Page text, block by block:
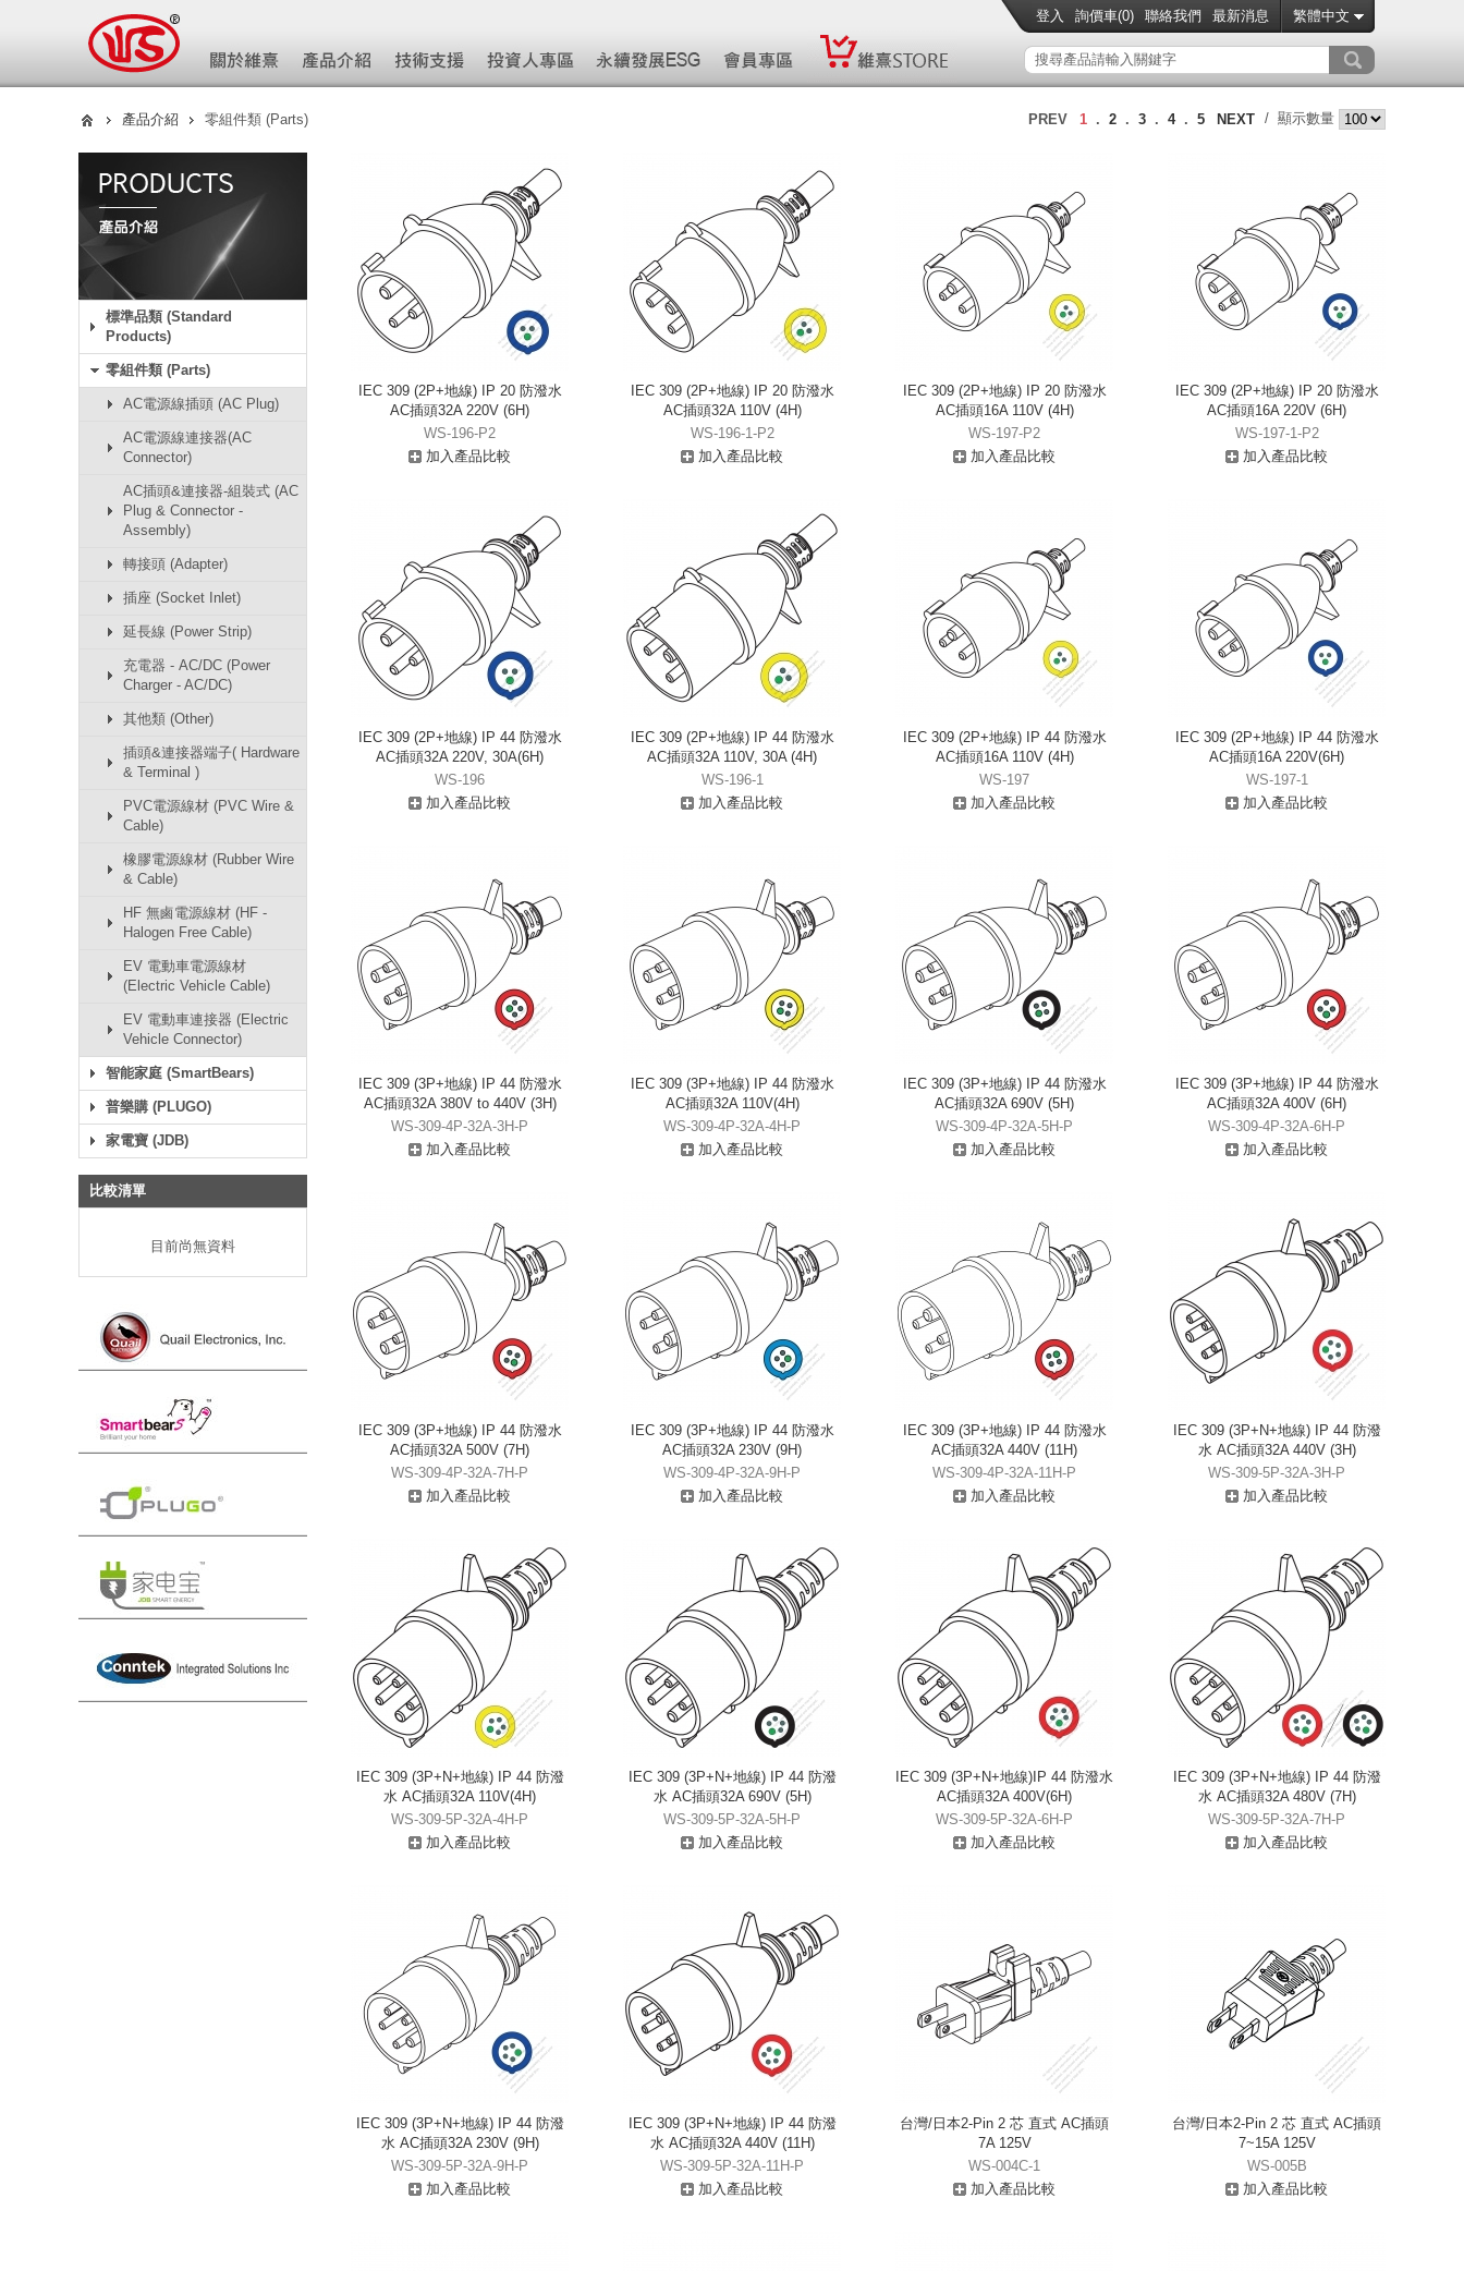
登入 詢價車(0) 聯絡我們 最新消息 繁體中文
產品介紹 零組件類 (Parts)
標準品類 (Standard
Products)
零組件類 (Parts)
AC電源線插頭 (AC Plug)
AC電源線連接器(AC
Connector)
AC插頭&連接器-組裝式 (AC
Plug & Connector -
Assembly)
轉接頭 (Adapter)
插座 (Socket Inlet)
延長線 (Power Strip)
充電器 - AC/DC (Power
Charger - AC/DC)
其他類 (Other)
插頭&連接器端子( Hardware
& Terminal )
PVC電源線材 (PVC Wire &
Cable)
橡膠電源線材 (Rubber Wire
& Cable)
HF 無鹵電源線材 (HF -
Halogen Free Cable)
EV 電動車電源線材
(Electric Vehicle Cable)
EV 電動車連接器 (Electric
Vehicle Connector)
智能家庭 (SmartBears)
普樂購 (PLUGO)
家電寶 (JDB)
比較清單
目前尚無資料
PREV 1 . 2 . 3 . 4. 5 NEXT / 顯示數量
IEC 309 (2P+地線) IP 20 防潑水
AC插頭32A 220V (6H)
WS-196-P2
加入產品比較
IEC 309 (2P+地線) IP 20 防潑水
AC插頭32A 110V (4H)
WS-196-1-P2
加入產品比較
IEC 309 (2P+地線) IP 20 防潑水
AC插頭16A 110V (4H)
WS-197-P2
加入產品比較
IEC 309 (2P+地線) IP 20 防潑水
AC插頭16A 220V (6H)
WS-197-1-P2
加入產品比較
IEC 309 (2P+地線) IP 44 防潑水
AC插頭32A 220V, 30A(6H)
WS-196
加入產品比較
IEC 309 (2P+地線) IP 44 防潑水
AC插頭32A 110V, 30A (4H)
WS-196-1
加入產品比較
IEC 309 (2P+地線) IP 44 防潑水
AC插頭16A 110V (4H)
WS-197
加入產品比較
IEC 309 (2P+地線) IP 44 防潑水
AC插頭16A 220V(6H)
WS-197-1
加入產品比較
IEC 309 (3P+地線) IP 44 防潑水
AC插頭32A 380V to 440V (3H)
WS-309-4P-32A-3H-P
加入產品比較
IEC 309 (3P+地線) IP 44 防潑水
AC插頭32A 110V(4H)
WS-309-4P-32A-4H-P
加入產品比較
IEC 309 (3P+地線) IP 44 防潑水
AC插頭32A 690V (5H)
WS-309-4P-32A-5H-P
加入產品比較
IEC 309 (3P+地線) IP 44 防潑水
AC插頭32A 400V (6H)
WS-309-4P-32A-6H-P
加入產品比較
IEC 309 (3P+地線) IP 44 防潑水
AC插頭32A 500V (7H)
WS-309-4P-32A-7H-P
加入產品比較
IEC 309 (3P+地線) IP 44 防潑水
AC插頭32A 230V (9H)
WS-309-4P-32A-9H-P
加入產品比較
IEC 309 (3P+地線) IP 44 防潑水
AC插頭32A 440V (11H)
WS-309-4P-32A-11H-P
加入產品比較
IEC 309 (3P+N+地線) IP 44 防潑
水 AC插頭32A 440V (3H)
WS-309-5P-32A-3H-P
加入產品比較
IEC 309 (3P+N+地線) IP 44 防潑
水 AC插頭32A 110V(4H)
WS-309-5P-32A-4H-P
加入產品比較
IEC 309 (3P+N+地線) IP 44 防潑
水 AC插頭32A 690V (5H)
WS-309-5P-32A-5H-P
加入產品比較
IEC 309 (3P+N+地線)IP 44 防潑水
AC插頭32A 400V(6H)
WS-309-5P-32A-6H-P
加入產品比較
IEC 309 (3P+N+地線) IP 44 防潑
水 AC插頭32A 480V (7H)
WS-309-5P-32A-7H-P
加入產品比較
IEC 309 (3P+N+地線) IP 44 防潑
水 AC插頭32A 230V (9H)
WS-309-5P-32A-9H-P
加入產品比較
IEC 309 (3P+N+地線) IP 44 防潑
水 AC插頭32A 440V (11H)
WS-309-5P-32A-11H-P
加入產品比較
台灣/日本2-Pin 2 芯 直式 AC插頭
7A 125V
WS-004C-1
加入產品比較
台灣/日本2-Pin 2 芯 直式 AC插頭
7~15A 125V
WS-005B
加入產品比較